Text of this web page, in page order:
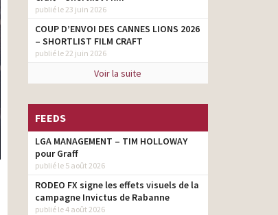
publié le 23 juin 2026
COUP D’ENVOI DES CANNES LIONS 2026
– SHORTLIST FILM CRAFT
publié le 22 juin 2026
Voir la suite
FEEDS
LGA MANAGEMENT – TIM HOLLOWAY
pour Graff
publié le 5 août 2026
RODEO FX signe les effets visuels de la
campagne Invictus de Rabanne
publié le 4 août 2026